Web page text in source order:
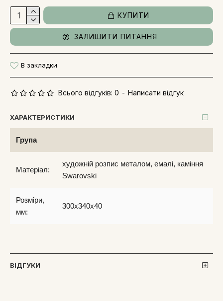
Всього відгуків: 0 - Написати відгук
КУПИТИ
ЗАЛИШИТИ ПИТАННЯ
В закладки
ХАРАКТЕРИСТИКИ
Група
Матеріал:
художній розпис металом, емалі, каміння
Swarovski
Розміри,
мм:
300x340x40
ВІДГУКИ